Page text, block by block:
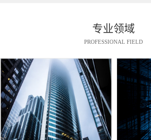
专业领域
PROFESSIONAL FIELD